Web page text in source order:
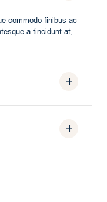
commodo finibus ac
a tincidunt at,